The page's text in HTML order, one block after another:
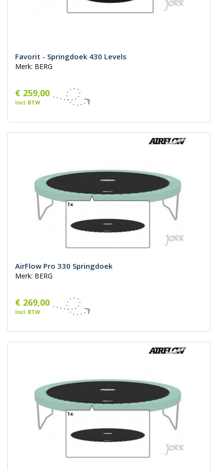
Favorit - Springdoek 430 Levels
Merk: BERG
€ 259,00
Incl. BTW
AirFlow Pro 330 Springdoek
Merk: BERG
€ 269,00
Incl. BTW